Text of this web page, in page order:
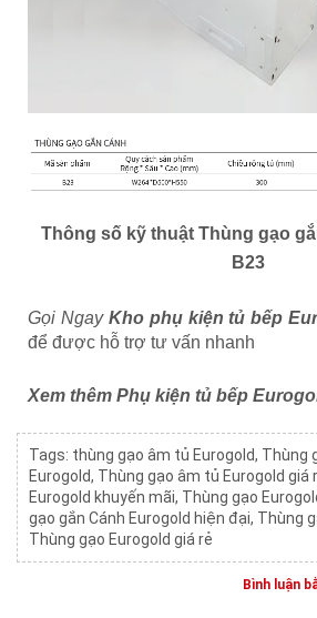
Thông số kỹ thuật Thùng gạo
B23
Gọi Ngay Kho phụ kiện tủ bếp
để được hỗ trợ tư vấn nhanh
Xem thêm Phụ kiện tủ bếp
Tags: thùng gạo âm tủ Eurogold, Thùng
Eurogold, Thùng gạo âm tủ Eurogold giá
Eurogold khuyến mãi, Thùng gạo
gạo gắn Cánh Eurogold hiện đại, Thùng
Thùng gạo Eurogold giá rẻ
Bình luận